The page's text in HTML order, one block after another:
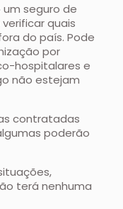
seguro de
quais
do país. Pode
por
hospitalares e
não estejam
contratadas
poderão
terá nenhuma